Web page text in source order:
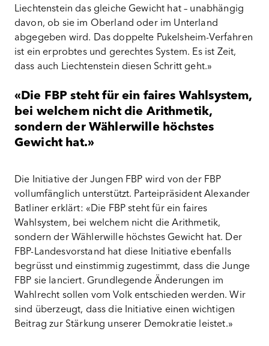
Liechtenstein das gleiche Gewicht hat – unabhängig
davon, ob sie im Oberland oder im Unterland
abgegeben wird. Das doppelte Pukelsheim-Verfahren
ist ein erprobtes und gerechtes System. Es ist Zeit,
dass auch Liechtenstein diesen Schritt geht.»
«Die FBP steht für ein faires Wahlsystem,
bei welchem nicht die Arithmetik,
sondern der Wählerwille höchstes
Gewicht hat.»
Die Initiative der Jungen FBP wird von der FBP
vollumfänglich unterstützt. Parteipräsident Alexander
Batliner erklärt: «Die FBP steht für ein faires
Wahlsystem, bei welchem nicht die Arithmetik,
sondern der Wählerwille höchstes Gewicht hat. Der
FBP-Landesvorstand hat diese Initiative ebenfalls
begrüsst und einstimmig zugestimmt, dass die Junge
FBP sie lanciert. Grundlegende Änderungen im
Wahlrecht sollen vom Volk entschieden werden. Wir
sind überzeugt, dass die Initiative einen wichtigen
Beitrag zur Stärkung unserer Demokratie leistet.»